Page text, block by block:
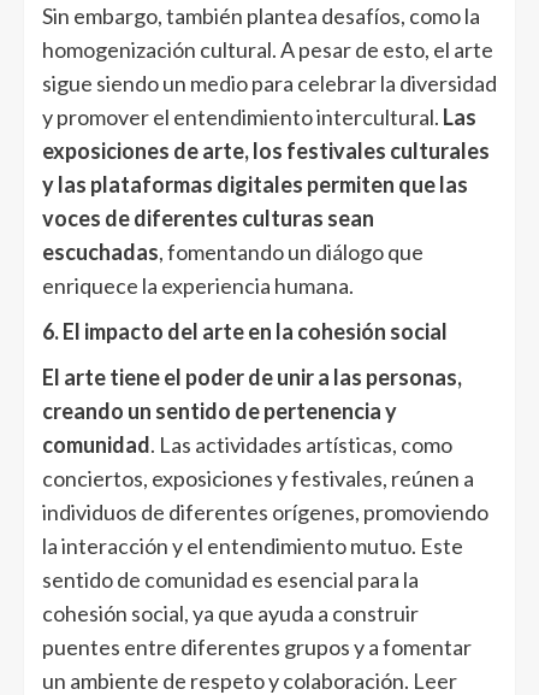
Sin embargo, también plantea desafíos, como la
homogenización cultural. A pesar de esto, el arte
sigue siendo un medio para celebrar la diversidad
y promover el entendimiento intercultural. Las
exposiciones de arte, los festivales culturales
y las plataformas digitales permiten que las
voces de diferentes culturas sean
escuchadas, fomentando un diálogo que
enriquece la experiencia humana.
6. El impacto del arte en la cohesión social
El arte tiene el poder de unir a las personas,
creando un sentido de pertenencia y
comunidad. Las actividades artísticas, como
conciertos, exposiciones y festivales, reúnen a
individuos de diferentes orígenes, promoviendo
la interacción y el entendimiento mutuo. Este
sentido de comunidad es esencial para la
cohesión social, ya que ayuda a construir
puentes entre diferentes grupos y a fomentar
un ambiente de respeto y colaboración. Leer